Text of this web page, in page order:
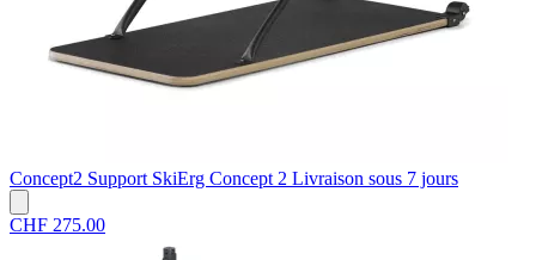
Concept2 Support SkiErg Concept 2 Livraison sous 7 jours
CHF 275.00